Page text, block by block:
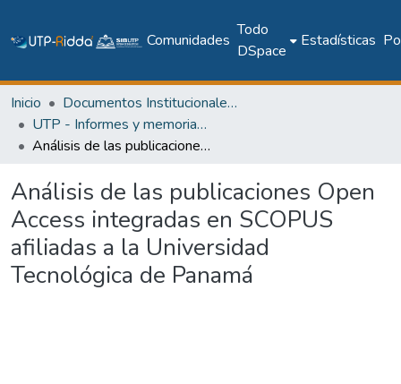
Comunidades
Todo
DSpace
Estadísticas
Inicio
Documentos Institucionales y Memoria Universitaria
UTP - Informes y memorias institucionales
Análisis de las publicaciones Open Access integradas en SCOPUS afiliadas a la Universidad Tecnológica de Panamá
Análisis de las publicaciones Open
Access integradas en SCOPUS
afiliadas a la Universidad
Tecnológica de Panamá